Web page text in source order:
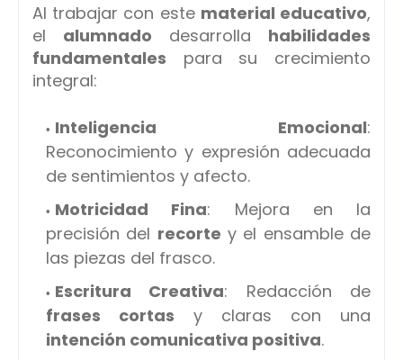
Al trabajar con este material educativo,
el alumnado desarrolla habilidades
fundamentales para su crecimiento
integral:
Inteligencia Emocional:
Reconocimiento y expresión adecuada
de sentimientos y afecto.
Motricidad Fina: Mejora en la
precisión del recorte y el ensamble de
las piezas del frasco.
Escritura Creativa: Redacción de
frases cortas y claras con una
intención comunicativa positiva.